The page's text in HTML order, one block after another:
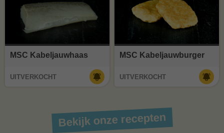
MSC Kabeljauwhaas
UITVERKOCHT
MSC Kabeljauwburger
UITVERKOCHT
Bekijk onze recepten